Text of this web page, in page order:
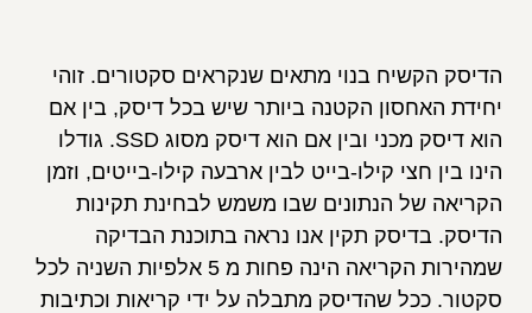
הדיסק הקשיח בנוי מתאים שנקראים סקטורים. זוהי
יחידת האחסון הקטנה ביותר שיש בכל דיסק, בין אם
הוא דיסק מכני ובין אם הוא דיסק מסוג SSD. גודלו
הינו בין חצי קילו-בייט לבין ארבעה קילו-בייטים, וזמן
הקריאה של הנתונים שבו משמש לבחינת תקינות
הדיסק. בדיסק תקין אנו נראה בתוכנת הבדיקה
שמהירות הקריאה הינה פחות מ 5 אלפיות השניה לכל
סקטור. ככל שהדיסק מתבלה על ידי קריאות וכתיבות